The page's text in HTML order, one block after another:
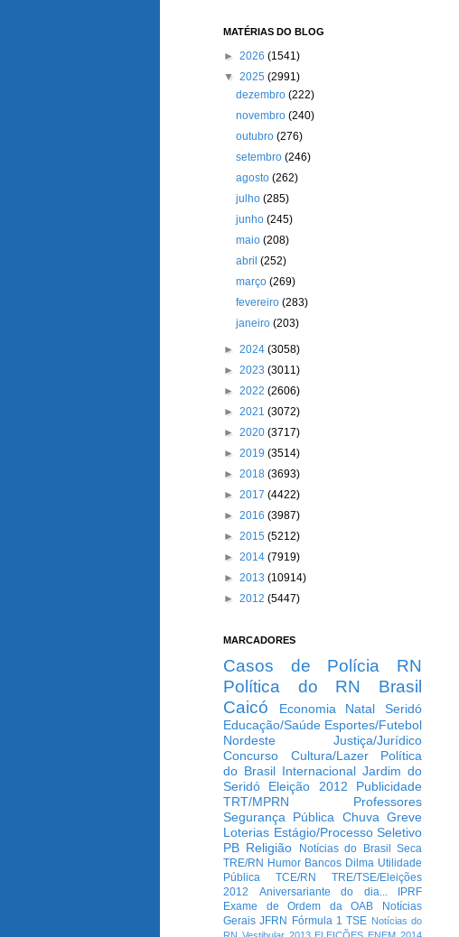
MATÉRIAS DO BLOG
► 2026 (1541)
▼ 2025 (2991)
dezembro(222)
novembro(240)
outubro(276)
setembro(246)
agosto(262)
julho(285)
junho(245)
maio(208)
abril(252)
março(269)
fevereiro(283)
janeiro(203)
► 2024 (3058)
► 2023 (3011)
► 2022 (2606)
► 2021 (3072)
► 2020 (3717)
► 2019 (3514)
► 2018 (3693)
► 2017 (4422)
► 2016 (3987)
► 2015 (5212)
► 2014 (7919)
► 2013 (10914)
► 2012 (5447)
MARCADORES
Casos de Polícia
RN
Política do RN
Brasil
Caicó
Economia Natal
Seridó
Educação/Saúde Esportes/Futebol
Nordeste
Justiça/Jurídico
Concurso
Cultura/Lazer
Política
do Brasil Internacional Jardim do
Seridó
Eleição 2012
Publicidade
TRT/MPRN
Professores
Segurança Pública Chuva Greve
Loterias Estágio/Processo Seletivo
PB Religião Notícias do Brasil
Seca
TRE/RN Humor Bancos Dilma Utilidade
Pública
TCE/RN
TRE/TSE/Eleições
2012
Aniversariante do dia...
IPRF
Exame de Ordem da OAB
Notícias
Gerais JFRN Fórmula 1 TSE Notícias do